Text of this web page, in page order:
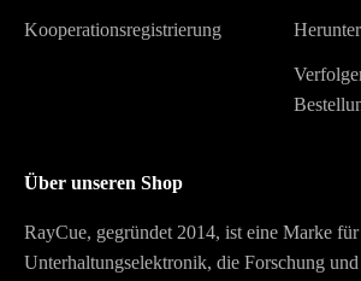
Kooperationsregistrierung
Über unseren Shop
RayCue, gegründet 2014, ist eine Marke für
Unterhaltungselektronik, die Forschung